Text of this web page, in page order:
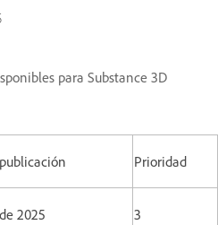
para Substance 3D
Prioridad
2025 3